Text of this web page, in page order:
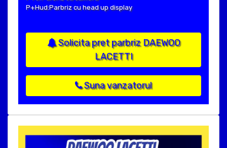
P+Hud:Parbriz cu head up display
Solicita pret parbriz DAEWOO
LACETTI
Suna vanzatorul